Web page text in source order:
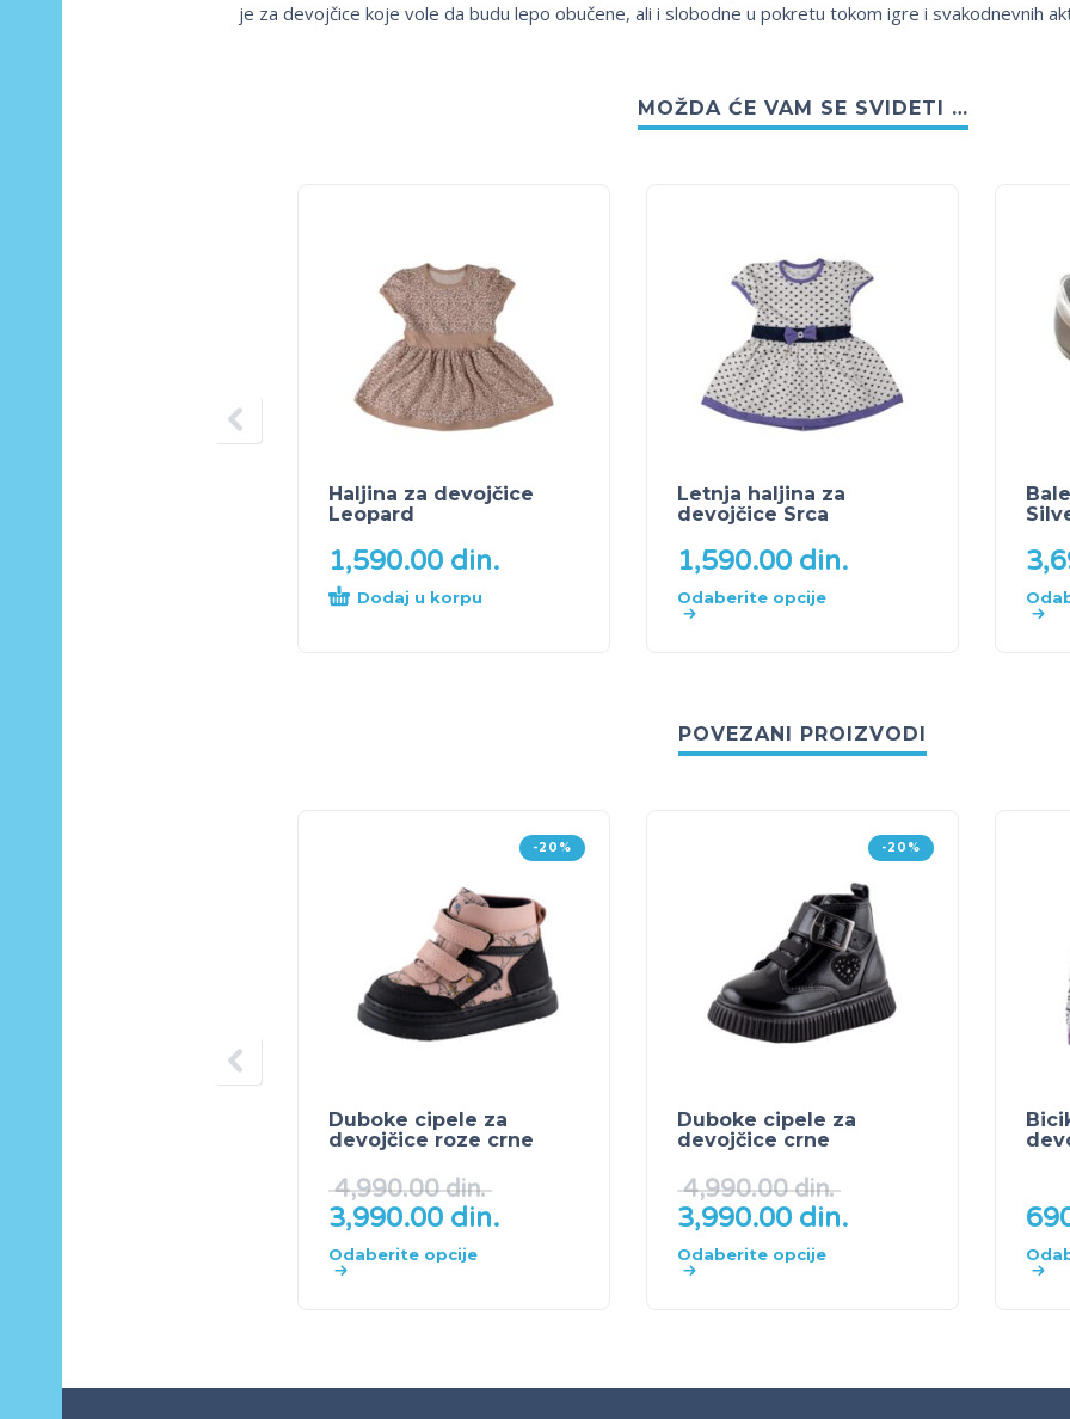
je za devojčice koje vole da budu lepo obučene, ali i slobodne u pokretu tokom igre i svakodnevnih
MOŽDA ĆE VAM SE SVIDETI …
Haljina za devojčice
Leopard
1,590.00 din.
Dodaj u korpu
Letnja haljina za
devojčice Srca
1,590.00 din.
Odaberite opcije
POVEZANI PROIZVODI
-20%
Duboke cipele za
devojčice roze crne
4,990.00din.
3,990.00 din.
Odaberite opcije
-20%
Duboke cipele za
devojčice crne
4,990.00din.
3,990.00 din.
Odaberite opcije